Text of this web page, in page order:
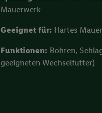
Mauerwerk
Geeignet für: Hartes
Funktionen: Bohren,
geeigneten Wechselfutter)